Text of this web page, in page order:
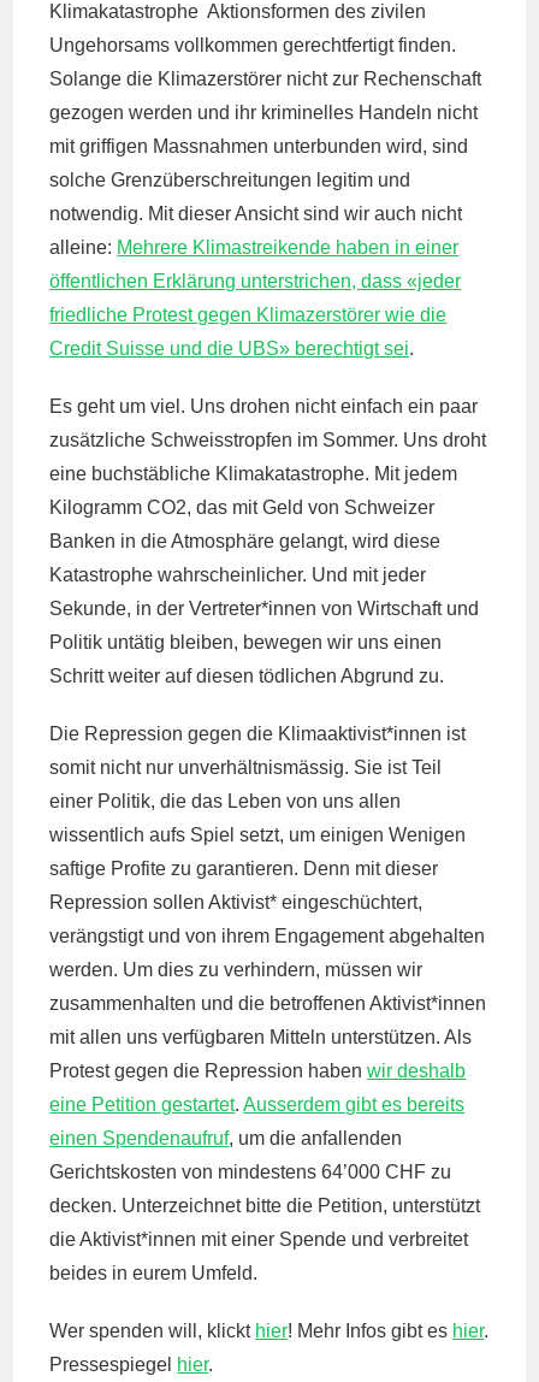
Klimakatastrophe Aktionsformen des zivilen
Ungehorsams vollkommen gerechtfertigt finden.
Solange die Klimazerstörer nicht zur Rechenschaft
gezogen werden und ihr kriminelles Handeln nicht
mit griffigen Massnahmen unterbunden wird, sind
solche Grenzüberschreitungen legitim und
notwendig. Mit dieser Ansicht sind wir auch nicht
alleine: Mehrere Klimastreikende haben in einer
öffentlichen Erklärung unterstrichen, dass «jeder
friedliche Protest gegen Klimazerstörer wie die
Credit Suisse und die UBS» berechtigt sei.
Es geht um viel. Uns drohen nicht einfach ein paar
zusätzliche Schweisstropfen im Sommer. Uns droht
eine buchstäbliche Klimakatastrophe. Mit jedem
Kilogramm CO2, das mit Geld von Schweizer
Banken in die Atmosphäre gelangt, wird diese
Katastrophe wahrscheinlicher. Und mit jeder
Sekunde, in der Vertreter*innen von Wirtschaft und
Politik untätig bleiben, bewegen wir uns einen
Schritt weiter auf diesen tödlichen Abgrund zu.
Die Repression gegen die Klimaaktivist*innen ist
somit nicht nur unverhältnismässig. Sie ist Teil
einer Politik, die das Leben von uns allen
wissentlich aufs Spiel setzt, um einigen Wenigen
saftige Profite zu garantieren. Denn mit dieser
Repression sollen Aktivist* eingeschüchtert,
verängstigt und von ihrem Engagement abgehalten
werden. Um dies zu verhindern, müssen wir
zusammenhalten und die betroffenen Aktivist*innen
mit allen uns verfügbaren Mitteln unterstützen. Als
Protest gegen die Repression habenwir deshalb
eine Petition gestartet.Ausserdem gibt es bereits
einen Spendenaufruf, um die anfallenden
Gerichtskosten von mindestens 64’000 CHF zu
decken. Unterzeichnet bitte die Petition, unterstützt
die Aktivist*innen mit einer Spende und verbreitet
beides in eurem Umfeld.
Wer spenden will, klickt hier! Mehr Infos gibt es hier.
Pressespiegel hier.